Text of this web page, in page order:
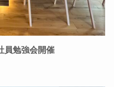
員勉強会開催